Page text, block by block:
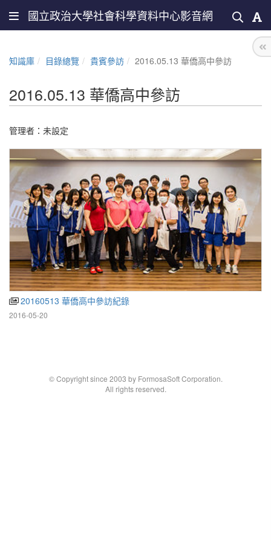
國立政治大學社會科學資料中心影音網
知識庫 目錄總覽 貴賓參訪 2016.05.13 華僑高中參訪
2016.05.13 華僑高中參訪
管理者：未設定
20160513 華僑高中參訪紀錄
2016-05-20
© Copyright since 2003 by FormosaSoft Corporation.
All rights reserved.